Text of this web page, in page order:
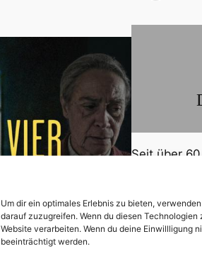
Um dir ein optimales Erlebnis zu bieten,
darauf zuzugreifen. Wenn du diesen
Website verarbeiten. Wenn du deine Einwillligung
beeinträchtigt werden.
Seit über
darf. Die
Jenny und